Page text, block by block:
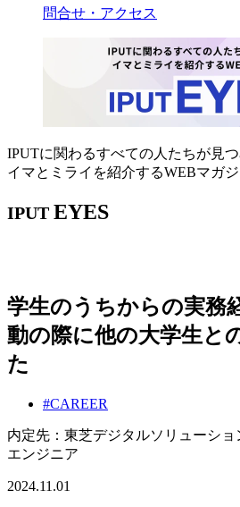
問合せ・アクセス
IPUTに関わるすべての人たちが見
イマとミライを紹介するWEBマガ
IPUT EYES
学生のうちからの実務
動の際に他の大学生と
た
#CAREER
内定先：東芝デジタルソリューシ
エンジニア
2024.11.01